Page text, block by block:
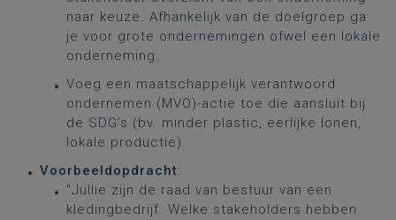
naar keuze. Afhankelijk van de doelgroep ga
je voor grote ondernemingen ofwel een lokale
onderneming.
Voeg een maatschappelijk verantwoord
ondernemen (MVO)-actie toe die aansluit bij
de SDG’s (bv. minder plastic, eerlijke lonen,
lokale productie).
Voorbeeldopdracht:
"Jullie zijn de raad van bestuur van een
kledingbedrijf. Welke stakeholders hebben